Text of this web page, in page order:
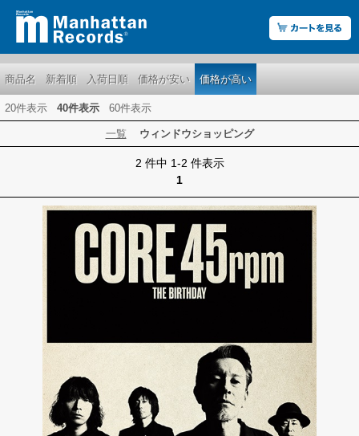
商品名 新着順 入荷日順 価格が安い 価格が高い
20件表示 40件表示 60件表示
一覧 ウィンドウショッピング
2 件中 1-2 件表示
1